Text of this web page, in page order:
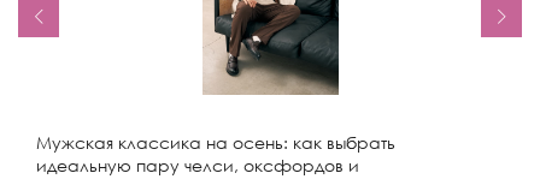
Мужская классика на осень: как выбрать
идеальную пару челси, оксфордов и